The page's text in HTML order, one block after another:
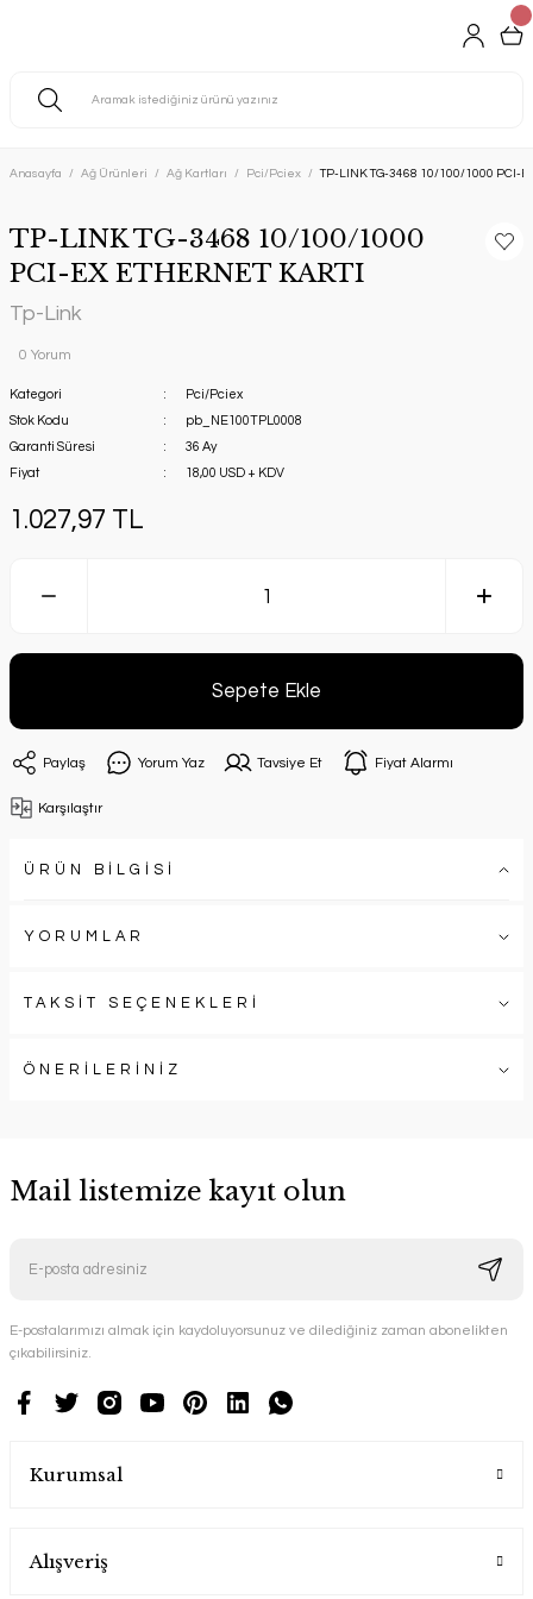
Anasayfa Ağ Ürünleri Ağ Kartları Pci/Pciex TP-LINK TG-3468 10/100/1000 PCI-EX
TP-LINK TG-3468 10/100/1000
PCI-EX ETHERNET KARTI
Tp-Link
0 Yorum
Kategori
Pci/Pciex
Stok Kodu
pb_NE100TPL0008
Garanti Süresi
36 Ay
Fiyat
18,00 USD + KDV
1.027,97 TL
Sepete Ekle
Paylaş Yorum Yaz Tavsiye Et Fiyat Alarmı
Karşılaştır
ÜRÜN BİLGİSİ
YORUMLAR
TAKSİT SEÇENEKLERİ
ÖNERİLERİNİZ
Mail listemize kayıt olun
E-postalarımızı almak için kaydoluyorsunuz ve dilediğiniz zaman abonelikten
çıkabilirsiniz.
Kurumsal
Alışveriş